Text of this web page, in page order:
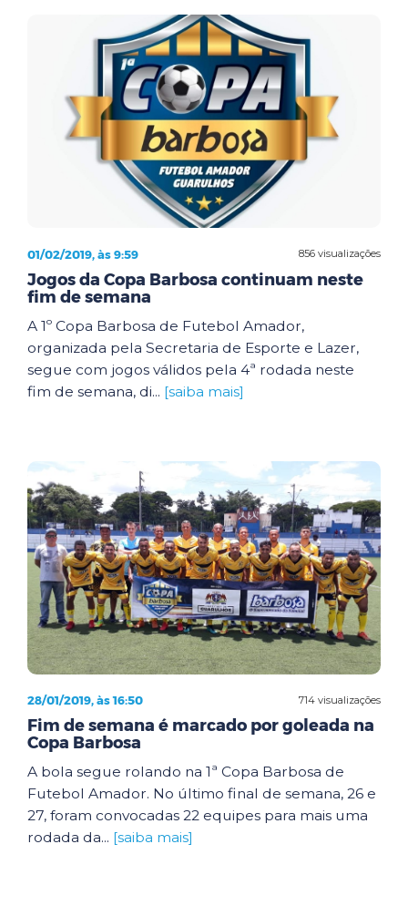
856 visualizações
01/02/2019, às 9:59
Jogos da Copa Barbosa continuam neste
fim de semana
A 1º Copa Barbosa de Futebol Amador,
organizada pela Secretaria de Esporte e Lazer,
segue com jogos válidos pela 4ª rodada neste
fim de semana, di... [saiba mais]
714 visualizações
28/01/2019, às 16:50
Fim de semana é marcado por goleada na
Copa Barbosa
A bola segue rolando na 1ª Copa Barbosa de
Futebol Amador. No último final de semana, 26 e
27, foram convocadas 22 equipes para mais uma
rodada da... [saiba mais]